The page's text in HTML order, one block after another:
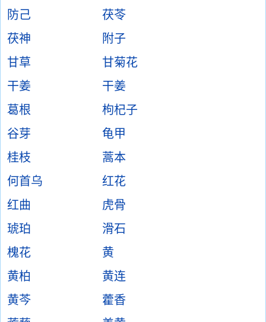
防己
茯苓
茯神
附子
甘草
甘菊花
干姜
干姜
葛根
枸杞子
谷芽
龟甲
桂枝
蒿本
何首乌
红花
红曲
虎骨
琥珀
滑石
槐花
黄
黄柏
黄连
黄芩
藿香